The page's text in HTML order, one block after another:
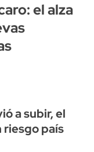
el alza
a subir, el
riesgo país